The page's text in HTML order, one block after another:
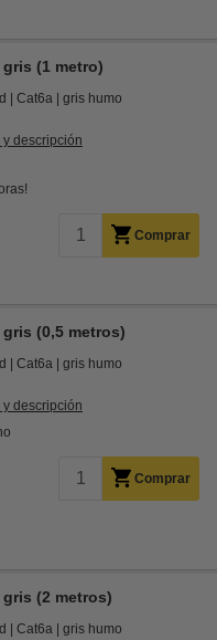
gris (1 metro)
Cat6a gris humo
y descripción
Comprar
(0,5 metros)
Cat6a gris humo
y descripción
Comprar
gris (2 metros)
Cat6a gris humo